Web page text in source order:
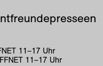
freundepresseen
11–17Uhr
11–17Uhr